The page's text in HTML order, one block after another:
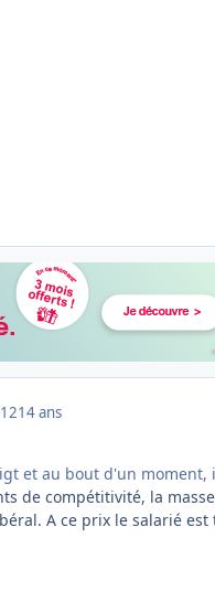
14 ans
et au bout d'un
de compétitivité, la
A ce prix le salarié